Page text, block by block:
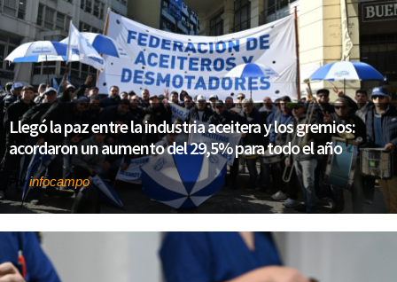
Llegó la paz entre la industria aceitera y los gremios:
acordaron un aumento del 29,5% para todo el año
Porinfocampo